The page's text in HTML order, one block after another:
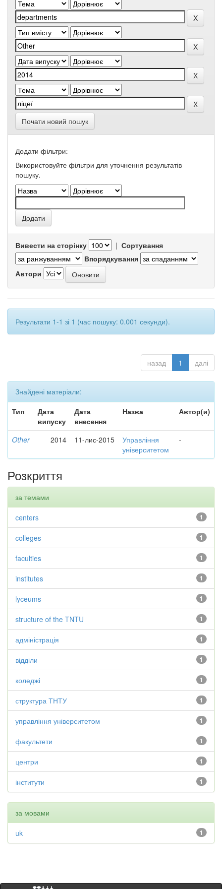
Почати новий пошук
Додати фільтри:
Використовуйте фільтри для уточнення результатів
пошуку.
Вивести на сторінку | Сортування
Впорядкування
Автори
Результати 1-1 зі 1 (час пошуку: 0.001 секунди).
назад 1 далі
Знайдені матеріали:
Тип
Дата
випуску
Дата
внесення
Назва Автор(и)
Other 2014 11-лис-2015
Управління
університетом
-
Розкриття
за темами
1
centers
1
colleges
1
faculties
1
institutes
1
lyceums
1
structure of the TNTU
1
адміністрація
1
відділи
1
коледжі
1
структура ТНТУ
1
управління університетом
1
факультети
1
центри
1
інститути
за мовами
1
uk